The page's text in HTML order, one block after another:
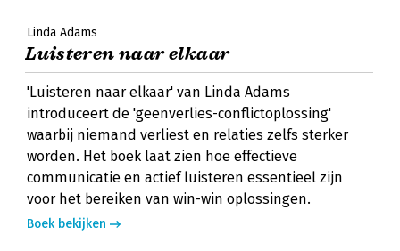
Linda Adams
Luisteren naar elkaar
'Luisteren naar elkaar' van Linda Adams
introduceert de 'geenverlies-conflictoplossing'
waarbij niemand verliest en relaties zelfs sterker
worden. Het boek laat zien hoe effectieve
communicatie en actief luisteren essentieel zijn
voor het bereiken van win-win oplossingen.
Boek bekijken